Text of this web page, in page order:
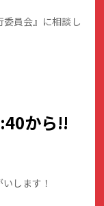
員会』に相談し
から!!
します！